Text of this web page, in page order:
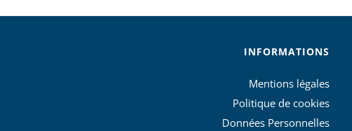
INFORMATIONS
Mentions légales
Politique de cookies
Données Personnelles